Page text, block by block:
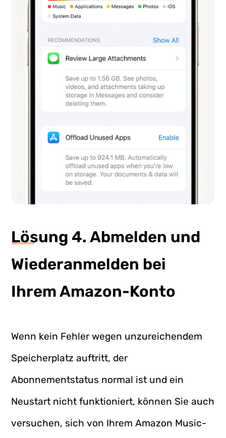
Lösung 4. Abmelden und
Wiederanmelden bei
Ihrem Amazon-Konto
Wenn kein Fehler wegen unzureichendem
Speicherplatz auftritt, der
Abonnementstatus normal ist und ein
Neustart nicht funktioniert, können Sie auch
versuchen, sich von Ihrem Amazon Music-